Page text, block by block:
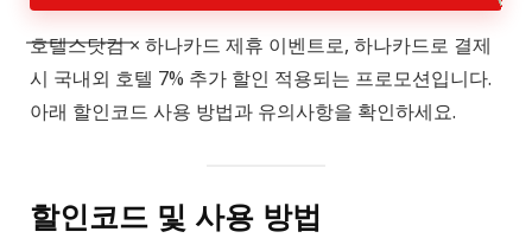
호텔스닷컴 × 하나카드 제휴 이벤트로, 하나카드로 결제
시 국내외 호텔 7% 추가 할인 적용되는 프로모션입니다.
아래 할인코드 사용 방법과 유의사항을 확인하세요.
할인코드 및 사용 방법